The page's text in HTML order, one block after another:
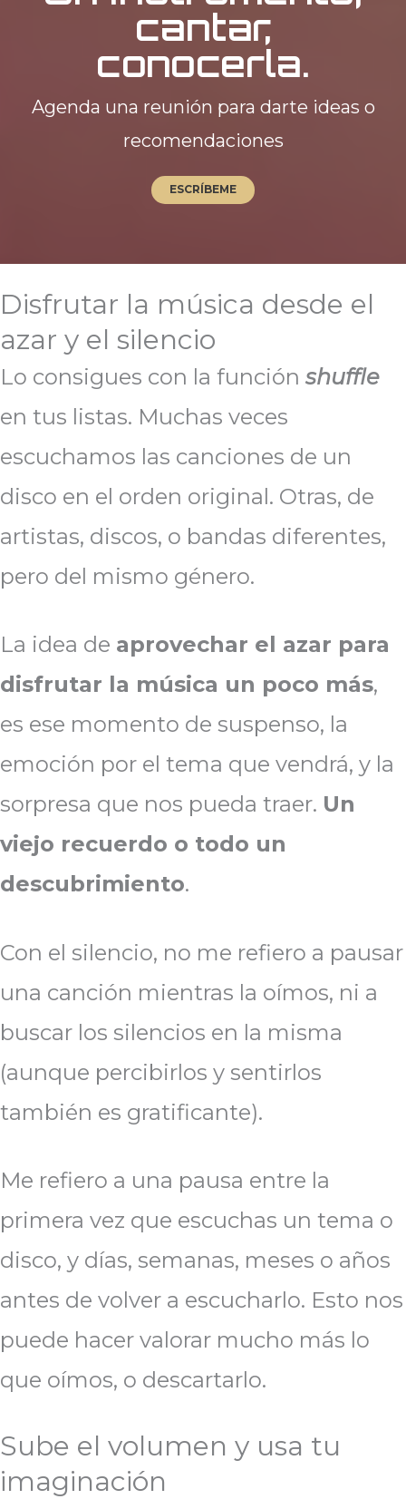
cantar,
conocerla.
Agenda una reunión para darte ideas o
recomendaciones
ESCRÍBEME
Disfrutar la música desde el
azar y el silencio
Lo consigues con la función shuffle
en tus listas. Muchas veces
escuchamos las canciones de un
disco en el orden original. Otras, de
artistas, discos, o bandas diferentes,
pero del mismo género.
La idea de aprovechar el azar para
disfrutar la música un poco más,
es ese momento de suspenso, la
emoción por el tema que vendrá, y la
sorpresa que nos pueda traer. Un
viejo recuerdo o todo un
descubrimiento.
Con el silencio, no me refiero a pausar
una canción mientras la oímos, ni a
buscar los silencios en la misma
(aunque percibirlos y sentirlos
también es gratificante).
Me refiero a una pausa entre la
primera vez que escuchas un tema o
disco, y días, semanas, meses o años
antes de volver a escucharlo. Esto nos
puede hacer valorar mucho más lo
que oímos, o descartarlo.
Sube el volumen y usa tu
imaginación